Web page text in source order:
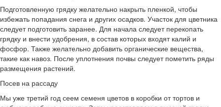
Подготовленную грядку желательно накрыть пленкой, чтобы
избежать попадания снега и других осадков. Участок для цветника
следует подготовить заранее. Для начала следует перекопать
грядку и внести удобрения, в состав которых входят калий и
фосфор. Также желательно добавить органические вещества,
такие как навоз. После уплотнения почвы следует пометить ряды
размещения растений.
Посев на рассаду
Мы уже третий год сеем семеня цветов в коробки от тортов и